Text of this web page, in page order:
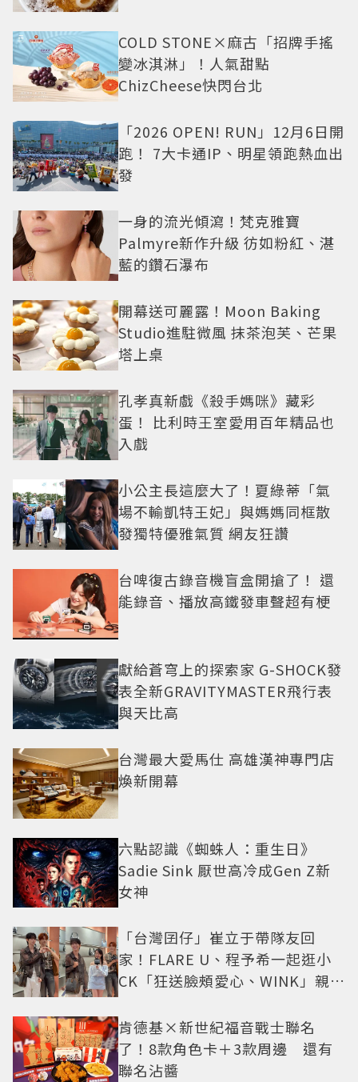
COLD STONE×麻古「招牌手搖
變冰淇淋」！人氣甜點
ChizCheese快閃台北
「2026 OPEN! RUN」12月6日開
跑！ 7大卡通IP、明星領跑熱血出
發
一身的流光傾瀉！梵克雅寶
Palmyre新作升級 彷如粉紅、湛
藍的鑽石瀑布
開幕送可麗露！Moon Baking
Studio進駐微風 抹茶泡芙、芒果
塔上桌
孔孝真新戲《殺手媽咪》藏彩
蛋！ 比利時王室愛用百年精品也
入戲
小公主長這麼大了！夏綠蒂「氣
場不輸凱特王妃」與媽媽同框散
發獨特優雅氣質 網友狂讚
台啤復古錄音機盲盒開搶了！ 還
能錄音、播放高鐵發車聲超有梗
獻給蒼穹上的探索家 G-SHOCK發
表全新GRAVITYMASTER飛行表
與天比高
台灣最大愛馬仕 高雄漢神專門店
煥新開幕
六點認識《蜘蛛人：重生日》
Sadie Sink 厭世高冷成Gen Z新
女神
「台灣囝仔」崔立于帶隊友回
家！FLARE U、程予希一起逛小
CK「狂送臉頰愛心、WINK」親曝
肯德基×新世紀福音戰士聯名
了！8款角色卡＋3款周邊 還有
聯名沾醬